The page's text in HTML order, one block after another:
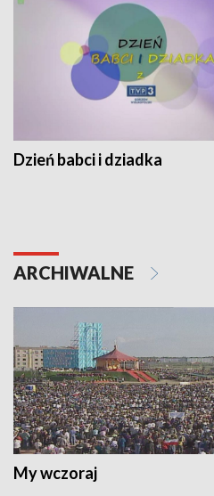
Dzień babci i dziadka
ARCHIWALNE
My wczoraj